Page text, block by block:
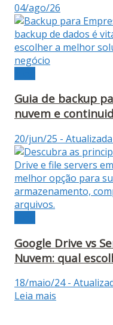
04/ago/26
Guia de backup
nuvem e
20/jun/25 -
Google Drive vs
Nuvem: qual
18/maio/24 -
Leia mais